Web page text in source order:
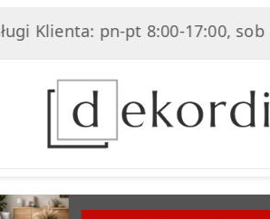
pn-pt 8:00-17:00, sob 8:00-